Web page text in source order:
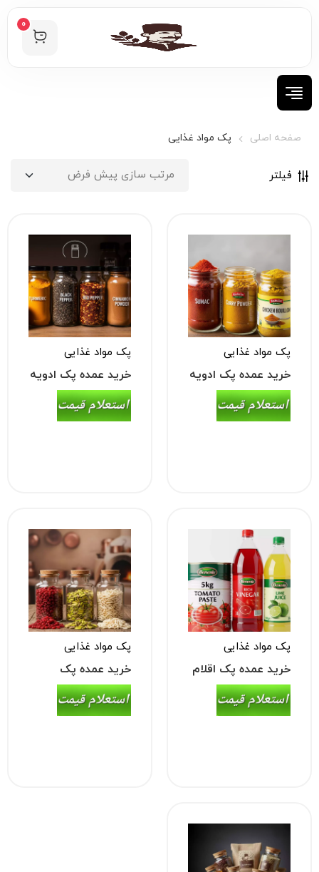
0
صفحه اصلی پک مواد غذایی
فیلتر
پک مواد غذایی
خرید عمده پک ادویه
رستورانی (سماق،
کاری، عصاره مرغ)
پک مواد غذایی
خرید عمده پک ادویه
پایه (زردچوبه، فلفل،
دارچین)
پک مواد غذایی
خرید عمده پک اقلام
مصرفی آشپزخانه
(رب ۵ کیلویی، سرکه،
آبلیمو)
پک مواد غذایی
خرید عمده پک
چاشنی و تزیینات
غذا